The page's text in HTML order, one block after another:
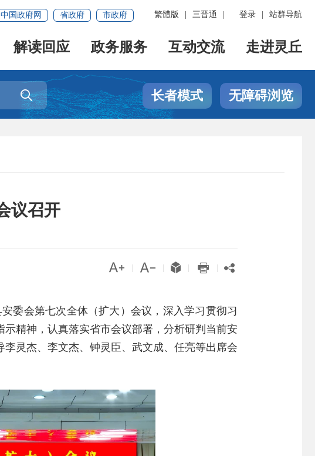
登录 站群导航
繁體版 三晋通
中国政府网 省政府 市政府
解读回应 政务服务 互动交流 走进灵丘
 长者模式 无障碍浏览
议召开
    
委会第七次全体（扩大）会议，深入学习贯彻习
精神，认真落实省市会议部署，分析研判当前安
灵杰、李文杰、钟灵臣、武文成、任亮等出席会